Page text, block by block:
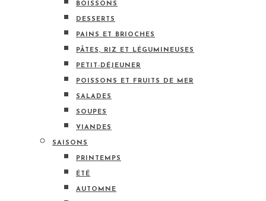
BOISSONS
DESSERTS
PAINS ET BRIOCHES
PÂTES, RIZ ET LÉGUMINEUSES
PETIT-DÉJEUNER
POISSONS ET FRUITS DE MER
SALADES
SOUPES
VIANDES
SAISONS
PRINTEMPS
ÉTÉ
AUTOMNE